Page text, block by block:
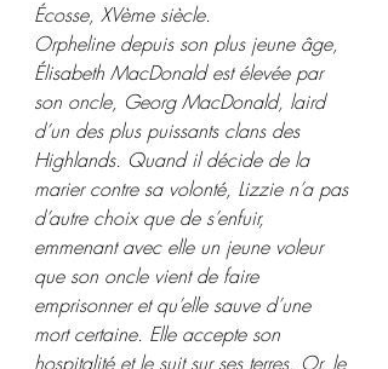
Écosse, XVème siècle.
Orpheline depuis son plus jeune âge,
Élisabeth MacDonald est élevée par
son oncle, Georg MacDonald, laird
d’un des plus puissants clans des
Highlands. Quand il décide de la
marier contre sa volonté, Lizzie n’a pas
d’autre choix que de s’enfuir,
emmenant avec elle un jeune voleur
que son oncle vient de faire
emprisonner et qu’elle sauve d’une
mort certaine. Elle accepte son
hospitalité et le suit sur ses terres. Or, le